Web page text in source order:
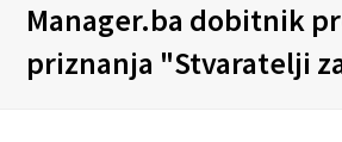
Manager.ba dobitnik
priznanja "Stvaratelji